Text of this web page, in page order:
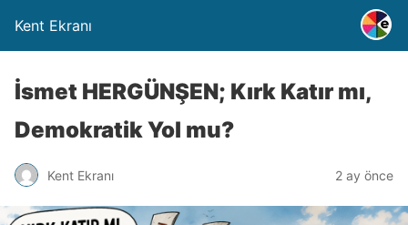
Kent Ekranı
İsmet HERGÜNŞEN; Kırk Katır mı,
Demokratik Yol mu?
Kent Ekranı 2 ay önce